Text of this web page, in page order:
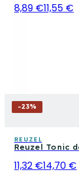
8,89 €11,55 €
-23%
REUZEL
Reuzel Tonic
11,32 €14,70 €